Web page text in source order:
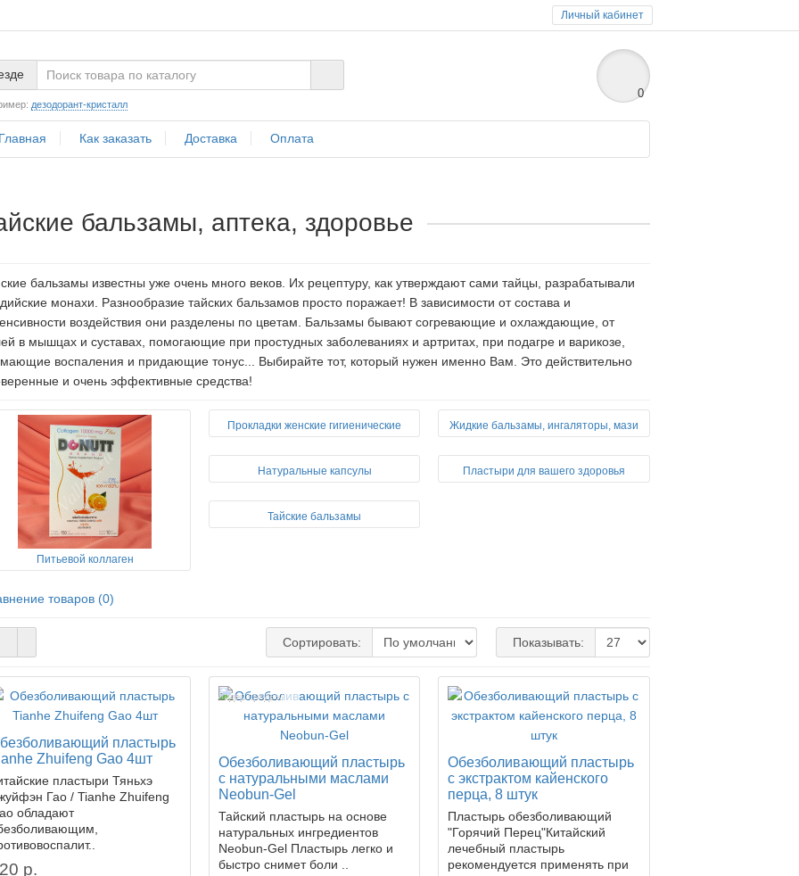
Личный кабинет
0
дезодорант-кристалл
Как заказать Доставка Оплата
бальзамы, аптека, здоровье
бальзамы известны уже очень много веков. Их рецептуру, как утверждают сами тайцы, разрабатывали
монахи. Разнообразие тайских бальзамов просто поражает! В зависимости от состава и
воздействия они разделены по цветам. Бальзамы бывают согревающие и охлаждающие, от
в мышцах и суставах, помогающие при простудных заболеваниях и артритах, при подагре и варикозе,
воспаления и придающие тонус... Выбирайте тот, который нужен именно Вам. Это действительно
и очень эффективные средства!
Питьевой коллаген
Прокладки женские гигиенические Жидкие бальзамы, ингаляторы, мази
Натуральные капсулы Пластыри для вашего здоровья
Тайские бальзамы
товаров (0)
Сортировать: Показывать:
пластырь
Zhuifeng Gao 4шт
пластыри Тяньхэ
Гао / Tianhe Zhuifeng
обладают
р.
Лидер продаж!
Обезболивающий пластырь
с натуральными маслами
Neobun-Gel
Тайский пластырь на основе
натуральных ингредиентов
Neobun-Gel Пластырь легко и
быстро снимет боли ..
Обезболивающий пластырь
с экстрактом кайенского
перца, 8 штук
Пластырь обезболивающий
"Горячий Перец"Китайский
лечебный пластырь
рекомендуется применять при